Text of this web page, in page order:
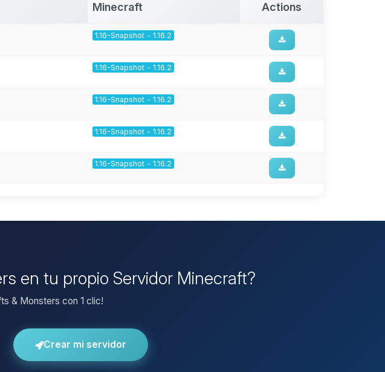
Minecraft Actions
1.16-Snapshot - 1.16.2
1.16-Snapshot - 1.16.2
1.16-Snapshot - 1.16.2
1.16-Snapshot - 1.16.2
1.16-Snapshot - 1.16.2
en tu propio Servidor Minecraft?
& Monsters con 1 clic!
Crear mi servidor